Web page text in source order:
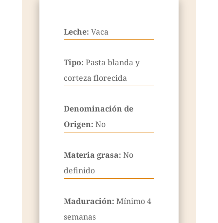
Leche: Vaca
Tipo: Pasta blanda y
corteza florecida
Denominación de
Origen: No
Materia grasa: No
definido
Maduración: Mínimo 4
semanas